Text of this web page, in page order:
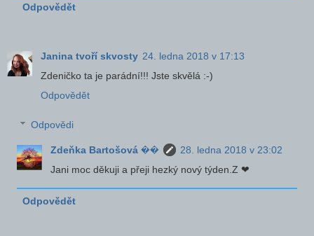
Odpovědět
Janina tvoří skvosty 24. ledna 2018 v 17:13
Zdeničko ta je parádní!!! Jste skvělá :-)
Odpovědět
Odpovědi
Zdeňka Bartošová ��
28. ledna 2018 v 23:02
Jani moc děkuji a přeji hezký nový týden.Z ❤
Odpovědět